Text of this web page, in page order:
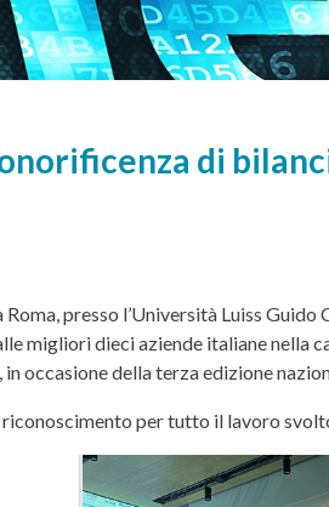
di
presso l’Università Luiss
migliori dieci aziende italiane
occasione della terza edizione
per tutto il lavoro